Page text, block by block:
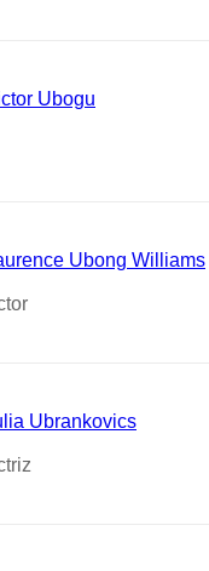
Ubogu
Ubong Williams
Ubrankovics